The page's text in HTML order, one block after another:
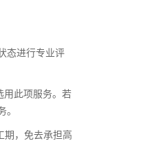
态进行专业评
用此项服务。若
期，免去承担高